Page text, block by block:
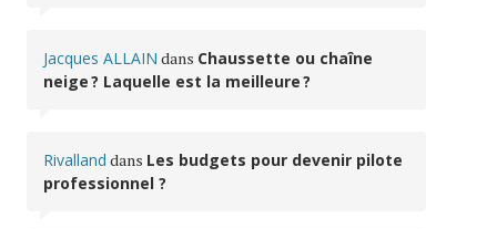
Jacques ALLAIN dans Chaussette ou chaîne
neige ? Laquelle est la meilleure ?
Rivalland dans Les budgets pour devenir pilote
professionnel ?